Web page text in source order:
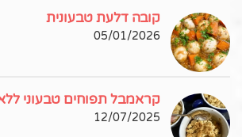
קובה דלעת טבעונית
05/01/2026
קראמבל תפוחים טבעוני
12/07/2025